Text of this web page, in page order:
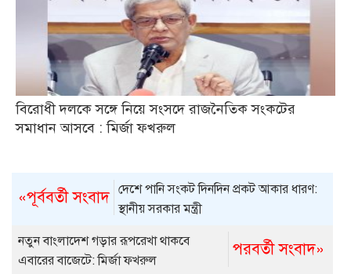
বিরোধী দলকে সঙ্গে নিয়ে সংসদে রাজনৈতিক সংকটের
সমাধান আসবে : মির্জা ফখরুল
«পূর্ববর্তী সংবাদ দেশে পানি সংকট দিনদিন প্রকট আকার ধারণ:
স্থানীয় সরকার মন্ত্রী
পরবর্তী সংবাদ»
নতুন বাংলাদেশ গড়ার রূপরেখা থাকবে
এবারের বাজেটে: মির্জা ফখরুল